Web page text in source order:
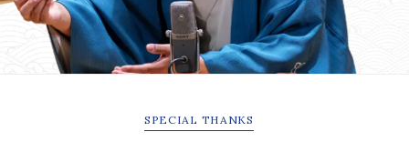
SPECIAL THANKS